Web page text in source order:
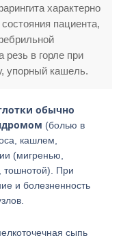
характерно
пациента,
в горле при
упорный кашель.
обычно
(болью в
кашлем,
(мигренью,
тошнотой). При
и болезненность
сыпь